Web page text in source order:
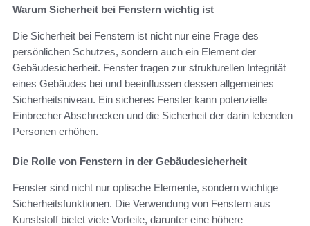
Warum Sicherheit bei Fenstern wichtig ist
Die Sicherheit bei Fenstern ist nicht nur eine Frage des
persönlichen Schutzes, sondern auch ein Element der
Gebäudesicherheit. Fenster tragen zur strukturellen Integrität
eines Gebäudes bei und beeinflussen dessen allgemeines
Sicherheitsniveau. Ein sicheres Fenster kann potenzielle
Einbrecher Abschrecken und die Sicherheit der darin lebenden
Personen erhöhen.
Die Rolle von Fenstern in der Gebäudesicherheit
Fenster sind nicht nur optische Elemente, sondern wichtige
Sicherheitsfunktionen. Die Verwendung von Fenstern aus
Kunststoff bietet viele Vorteile, darunter eine höhere